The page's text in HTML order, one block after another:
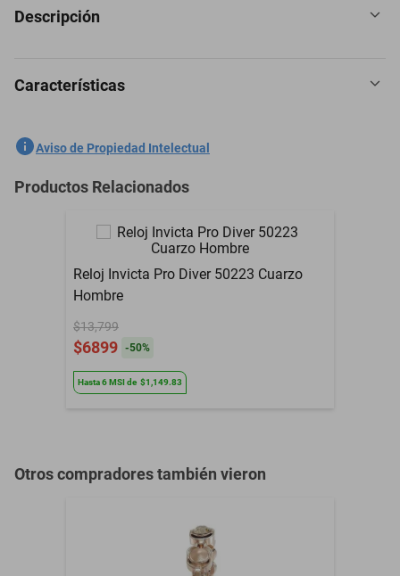
Descripción
Reloj Invicta 47572 Hombres Negro
Características
SKU
Marca
Acero inoxidable
Material de la Correa
Material del Cristal
Resistencia al Agua
Color Extensible Negro
aplica mala
manipulacion
Aviso de Propiedad Intelectual
Productos Relacionados
Reloj Invicta Pro Diver 50223 Cuarzo
Hombre
$13,799
$6899 -50%
Hasta6MSIde $1,149.83
Otros compradores también vieron